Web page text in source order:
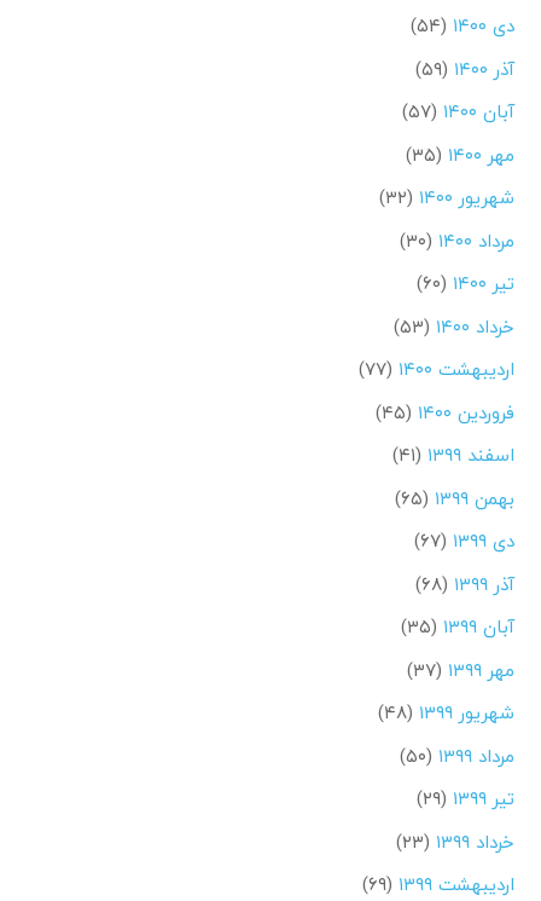
دی ۱۴۰۰
(۵۴)
آذر ۱۴۰۰
(۵۹)
آبان ۱۴۰۰
(۵۷)
مهر ۱۴۰۰
(۳۵)
شهریور ۱۴۰۰
(۳۲)
مرداد ۱۴۰۰
(۳۰)
تیر ۱۴۰۰
(۶۰)
خرداد ۱۴۰۰
(۵۳)
اردیبهشت ۱۴۰۰
(۷۷)
فروردین ۱۴۰۰
(۴۵)
اسفند ۱۳۹۹
(۴۱)
بهمن ۱۳۹۹
(۶۵)
دی ۱۳۹۹
(۶۷)
آذر ۱۳۹۹
(۶۸)
آبان ۱۳۹۹
(۳۵)
مهر ۱۳۹۹
(۳۷)
شهریور ۱۳۹۹
(۴۸)
مرداد ۱۳۹۹
(۵۰)
تیر ۱۳۹۹
(۲۹)
خرداد ۱۳۹۹
(۲۳)
اردیبهشت ۱۳۹۹
(۶۹)